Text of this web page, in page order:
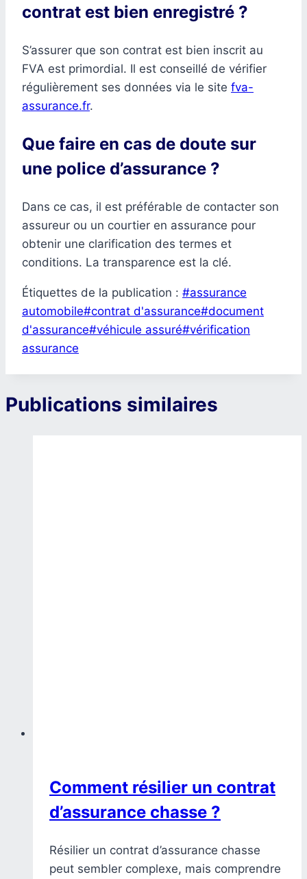
contrat est bien enregistré ?
S’assurer que son contrat est bien inscrit au
FVA est primordial. Il est conseillé de vérifier
régulièrement ses données via le site fva-
assurance.fr.
Que faire en cas de doute sur
une police d’assurance ?
Dans ce cas, il est préférable de contacter son
assureur ou un courtier en assurance pour
obtenir une clarification des termes et
conditions. La transparence est la clé.
Étiquettes de la publication : #assurance
automobile#contrat d'assurance#document
d'assurance#véhicule assuré#vérification
assurance
Publications similaires
Comment résilier un contrat
d’assurance chasse ?
Résilier un contrat d’assurance chasse
peut sembler complexe, mais comprendre